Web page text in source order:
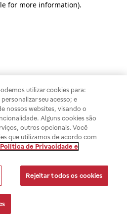
for more information).
utilizar cookies para:
seu acesso; e
nossos websites, visando o
Alguns cookies são
outros opcionais. Você
que utilizamos de acordo com
Política de Privacidade e
Rejeitar todos os cookies